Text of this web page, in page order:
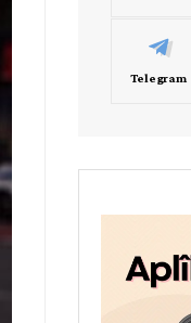
Telegram